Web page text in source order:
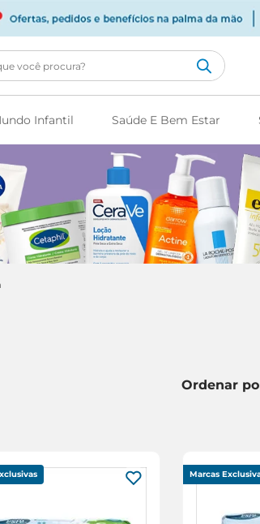
procura?
Infantil Saúde E Bem Estar
Marcas